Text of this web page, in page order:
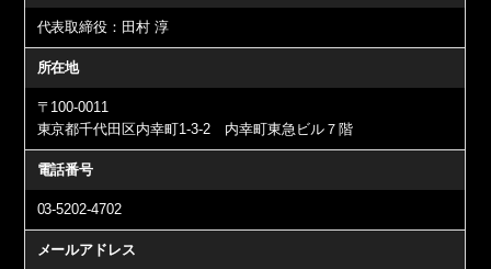
代表取締役：田村 淳
所在地
〒100-0011
東京都千代田区内幸町1-3-2 内幸町東急ビル７階
電話番号
03-5202-4702
メールアドレス